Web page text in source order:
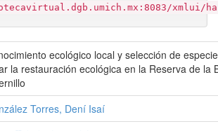
xmlui/
ecológico local y selección de
la restauración ecológica en la Reserva de la
Torres, Dení Isaí